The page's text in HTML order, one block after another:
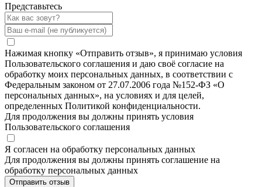
Представьтесь
Нажимая кнопку «Отправить отзыв», я принимаю условия
Пользовательского соглашения и даю своё согласие на
обработку моих персональных данных, в соответствии с
Федеральным законом от 27.07.2006 года №152-ФЗ «О
персональных данных», на условиях и для целей,
определенных Политикой конфиденциальности.
Для продолжения вы должны принять условия
Пользовательского соглашения
Я согласен на обработку персональных данных
Для продолжения вы должны принять соглашение на
обработку персональных данных
Отправить отзыв